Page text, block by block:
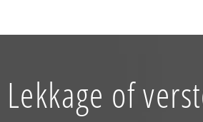
Lekkage of